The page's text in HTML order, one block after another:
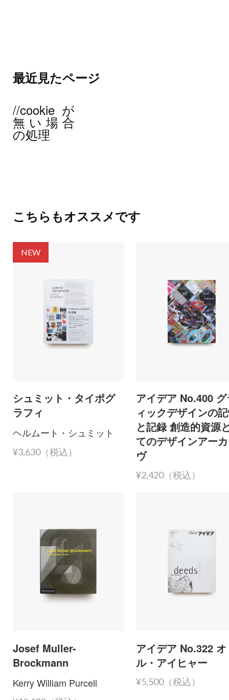
最近見たページ
//cookieが
無い場合
の処理
こちらもオススメです
NEW
シュミット・タイポグ
ラフィ
ヘルムート・シュミット
¥3,630（税込）
アイデア No.400
ィックデザインの
と記録 創造的資源
てのデザインアー
ヴ
¥2,420（税込）
Josef Muller-
Brockmann
Kerry William Purcell
アイデア No.322
ル・アイヒャー
¥5,500（税込）